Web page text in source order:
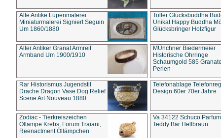
Alte Antike Lupenmalerei
Miniaturmalerei Signiert Seguin
Um 1860/1880
Toller Glücksbuddha
Unikat Happy Buddha
Glücksbringer Holzfigur
Alter Antiker Granat Armreif
Armband Um 1900/1910
MÜnchner Biedermeier
Historische Ohrringe
Schaumgold 585
Perlen
Rar Historismus Jugendstil
Drache Dragon Vase Dog Relief
Scene Art Nouveau 1880
Telefonablage
Design 60er 70er Jahre
Zodiac - Tierkreiszeichen
Öllampe Krebs, Forum Traiani,
Reenactment Öllämpchen
Va 34122 Schuco
Teddy Bär Hellbraun